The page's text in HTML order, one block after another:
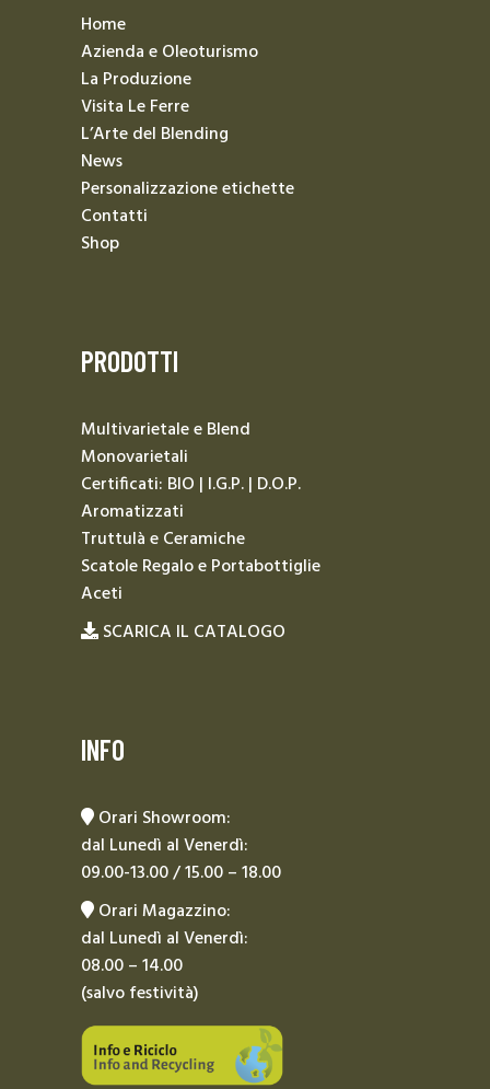
Home
Azienda e Oleoturismo
La Produzione
Visita Le Ferre
L’Arte del Blending
News
Personalizzazione etichette
Contatti
Shop
PRODOTTI
Multivarietale e Blend
Monovarietali
Certificati: BIO | I.G.P. | D.O.P.
Aromatizzati
Truttulà e Ceramiche
Scatole Regalo e Portabottiglie
Aceti
SCARICA IL CATALOGO
INFO
Orari Showroom:
dal Lunedì al Venerdì:
09.00-13.00 / 15.00 – 18.00
Orari Magazzino:
dal Lunedì al Venerdì:
08.00 – 14.00
(salvo festività)